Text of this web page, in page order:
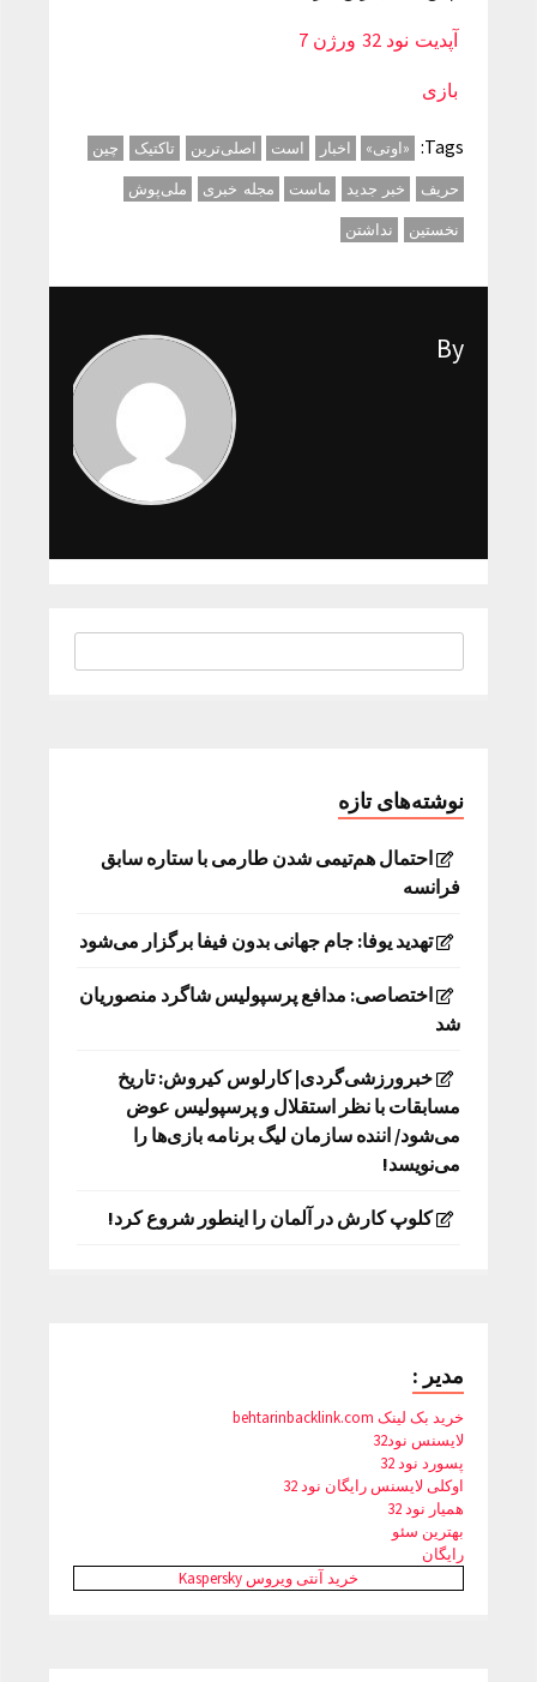
آپدیت نود 32 ورژن 7
بازی
Tags: «اوتی» اخبار است اصلی‌ترین تاکتیک
چین
حریف
خبر جدید ماست مجله خبری
ملی‌پوش
نخستین
نداشتن
By
نوشته‌های تازه
احتمال هم‌تیمی شدن طارمی با ستاره سابق
فرانسه
تهدید یوفا: جام جهانی بدون فیفا برگزار می‌شود
اختصاصی: مدافع پرسپولیس شاگرد منصوریان
شد
خبرورزشی‌گردی| کارلوس کیروش: تاریخ
مسابقات با نظر استقلال و پرسپولیس عوض
می‌شود/ اننده سازمان لیگ برنامه بازی‌ها را
می‌نویسد!
کلوپ کارش در آلمان را اینطور شروع کرد!
مدیر :
خرید بک لینک behtarinbacklink.com
لایسنس نود32
پسورد نود 32
اوکلی لایسنس رایگان نود 32
همیار نود 32
بهترین سئو
رایگان
خرید آنتی ویروس Kaspersky